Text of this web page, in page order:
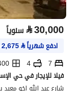
⃁30,000 سنوياً
ادفع شهرياً⃁
2,675
7
4
400
فيلا للإيجار في حي
شارع عبد الله اخو